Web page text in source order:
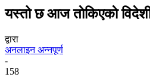
यस्तो छ आज ताेकिएकाे विदेशी
द्वारा
अनलाइन अन्नपूर्ण
-
158